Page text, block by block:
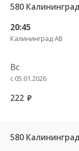
20:45
Калининград АВ
Вс
с 05.01.2026
222 руб.